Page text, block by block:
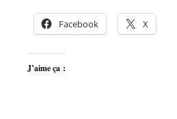
Facebook X
J’aime ça :